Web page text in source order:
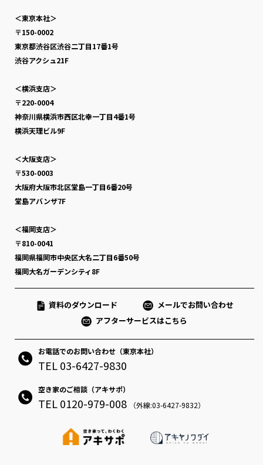
＜東京本社＞
〒150-0002
東京都渋谷区渋谷二丁目17番1号
渋谷アクシュ21F
＜横浜支店＞
〒220-0004
神奈川県横浜市西区北幸一丁目4番1号
横浜天理ビル9F
＜大阪支店＞
〒530-0003
大阪府大阪市北区堂島一丁目6番20号
堂島アバンザ7F
＜福岡支店＞
〒810-0041
福岡県福岡市中央区大名二丁目6番50号
福岡大名ガーデンシティ8F
資料のダウンロード
メールでお問い合わせ
アフターサービスはこちら
お電話でのお問い合わせ（東京本社）
TEL 03-6427-9830
空き家のご相談（アキサポ）
TEL 0120-979-008 （外線:03-6427-9832）